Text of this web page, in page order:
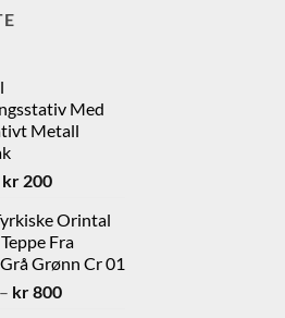
Med
Metall
Opprinnelig
var:
kr 350.
kr200Nåværende
er:
kr 200.
Orintal
Fra
Grønn Cr 01
– kr800Prisområde: